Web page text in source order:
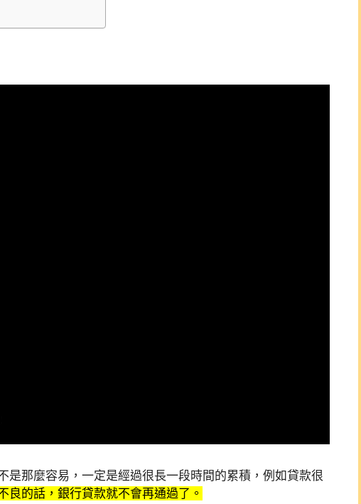
是那麼容易，一定是經過很長一段時間的累積，例如貸款很
良的話，銀行貸款就不會再通過了。